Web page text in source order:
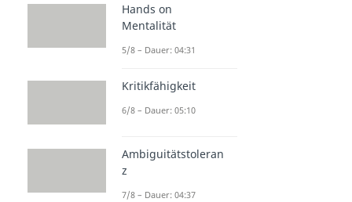
Hands on
Mentalität
5/8 – Dauer: 04:31
Kritikfähigkeit
6/8 – Dauer: 05:10
Ambiguitätstoleran
z
7/8 – Dauer: 04:37